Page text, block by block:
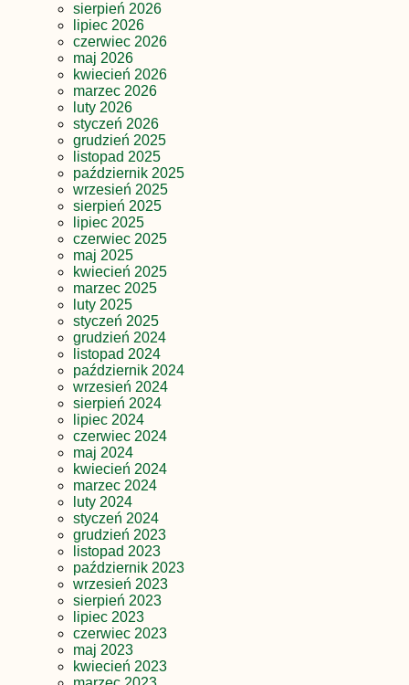
sierpień 2026
lipiec 2026
czerwiec 2026
maj 2026
kwiecień 2026
marzec 2026
luty 2026
styczeń 2026
grudzień 2025
listopad 2025
październik 2025
wrzesień 2025
sierpień 2025
lipiec 2025
czerwiec 2025
maj 2025
kwiecień 2025
marzec 2025
luty 2025
styczeń 2025
grudzień 2024
listopad 2024
październik 2024
wrzesień 2024
sierpień 2024
lipiec 2024
czerwiec 2024
maj 2024
kwiecień 2024
marzec 2024
luty 2024
styczeń 2024
grudzień 2023
listopad 2023
październik 2023
wrzesień 2023
sierpień 2023
lipiec 2023
czerwiec 2023
maj 2023
kwiecień 2023